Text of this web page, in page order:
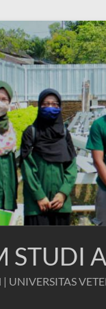
STUDI
| UNIVERSITAS